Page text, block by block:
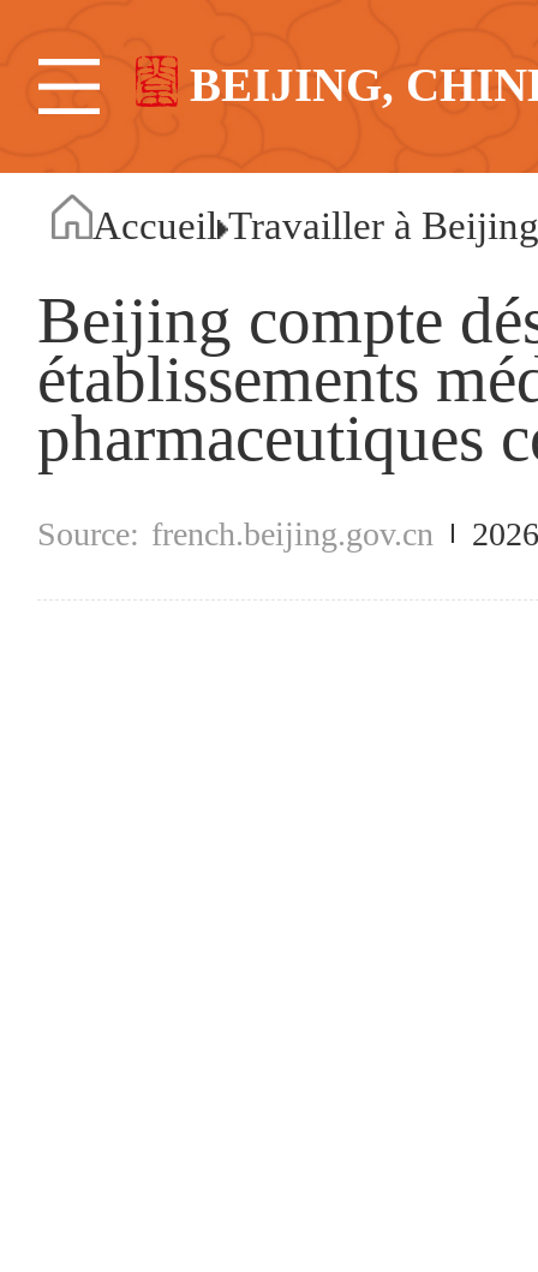
BEIJING,
Accueil Travailler à
Beijing compte
établissements
pharmaceutiques
french.beijing.gov.cn